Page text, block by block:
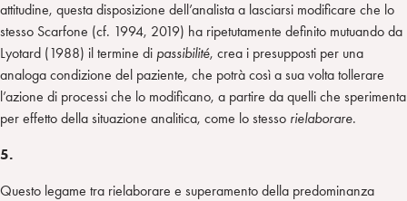
attitudine, questa disposizione dell’analista a lasciarsi modificare che lo
stesso Scarfone (cf. 1994, 2019) ha ripetutamente definito mutuando da
Lyotard (1988) il termine di passibilité, crea i presupposti per una
analoga condizione del paziente, che potrà così a sua volta tollerare
l’azione di processi che lo modificano, a partire da quelli che sperimenta
per effetto della situazione analitica, come lo stesso rielaborare.
5.
Questo legame tra rielaborare e superamento della predominanza